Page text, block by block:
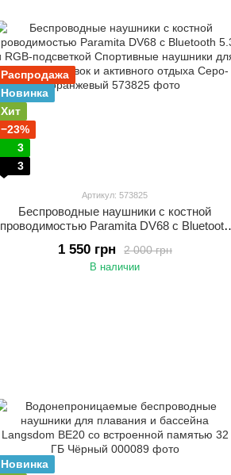
Распродажа
Новинка
Хит
−23%
3
3
Артикул: 573825
Беспроводные наушники с костной
проводимостью Paramita DV68 с Bluetooth
наушники для бега, тренировок и активного
отдыха Серо-оранжевый
2 000 грн
1 550 грн
В наличии
Новинка